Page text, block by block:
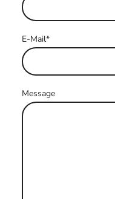
E-Mail*
Message